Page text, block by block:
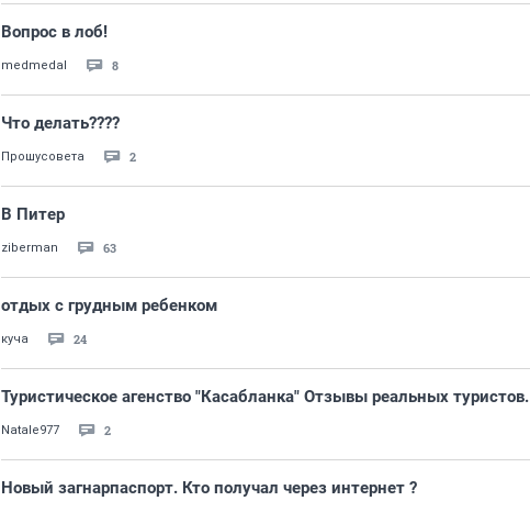
Вопрос в лоб!
medmedal 8
Что делать????
Прошусовета 2
В Питер
ziberman 63
отдых с грудным ребенком
куча 24
Туристическое агенство "Касабланка" Отзывы реальных туристов.
Natale977 2
Новый загнарпаспорт. Кто получал через интернет ?